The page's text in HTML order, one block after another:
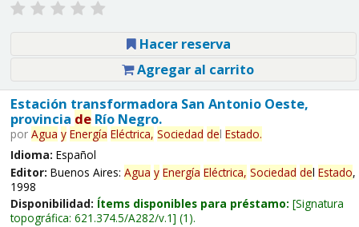
Hacer reserva
Agregar al carrito
Estación transformadora San Antonio Oeste,
provincia deRío Negro.
por Agua y Energía Eléctrica, Sociedad del Estado.
Idioma: Español
Editor: Buenos Aires: Agua y Energía Eléctrica, Sociedad del Estado,
1998
Disponibilidad: Ítems disponibles para préstamo: Signatura
topográfica: 621.374.5/A282/v.1 (1).